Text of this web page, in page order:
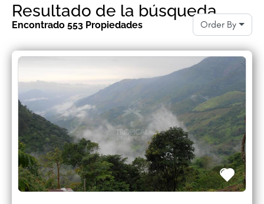
Resultado de la búsqueda
Encontrado 553 Propiedades Order By